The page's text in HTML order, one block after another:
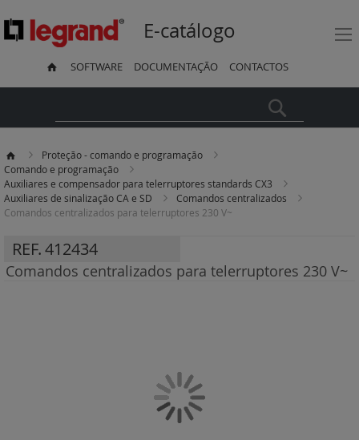
E-catálogo
SOFTWARE DOCUMENTAÇÃO CONTACTOS
Proteção - comando e programação
Comando e programação
Auxiliares e compensador para telerruptores standards CX3
Auxiliares de sinalização CA e SD
Comandos centralizados
Comandos centralizados para telerruptores 230 V~
REF.412434
Comandos centralizados para telerruptores 230 V~